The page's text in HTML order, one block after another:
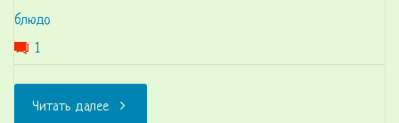
блюдо
1
Читать далее"Лапша